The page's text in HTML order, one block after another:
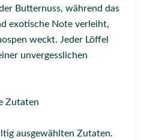
Butternuss, während das
exotische Note verleiht,
weckt. Jeder Löffel
unvergesslichen
Zutaten
ausgewählten Zutaten.